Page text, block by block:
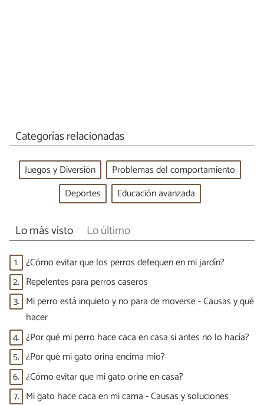
Categorías relacionadas
Juegos y Diversión
Problemas del comportamiento
Deportes
Educación avanzada
Lo más visto Lo último
1. ¿Cómo evitar que los perros defequen en mi jardín?
2. Repelentes para perros caseros
3. Mi perro está inquieto y no para de moverse - Causas y qué
hacer
4. ¿Por qué mi perro hace caca en casa si antes no lo hacía?
5. ¿Por qué mi gato orina encima mío?
6. ¿Cómo evitar que mi gato orine en casa?
7. Mi gato hace caca en mi cama - Causas y soluciones